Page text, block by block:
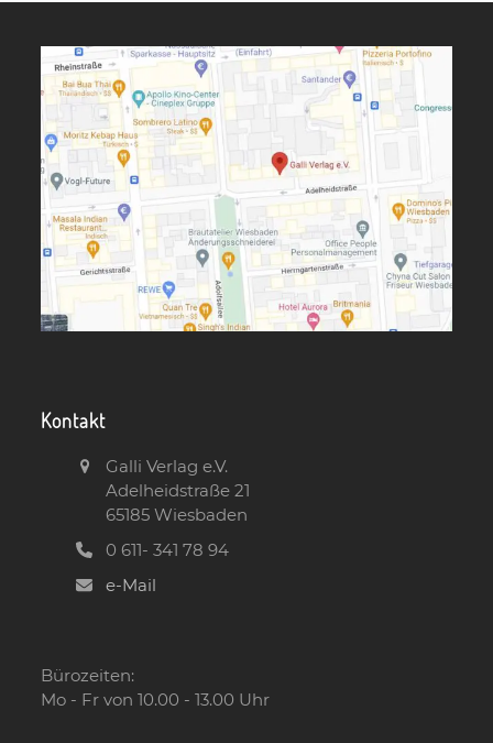
Kontakt
Galli Verlag e.V.
Adelheidstraße 21
65185 Wiesbaden
0 611- 341 78 94
e-Mail
Bürozeiten:
Mo - Fr von 10.00 - 13.00 Uhr